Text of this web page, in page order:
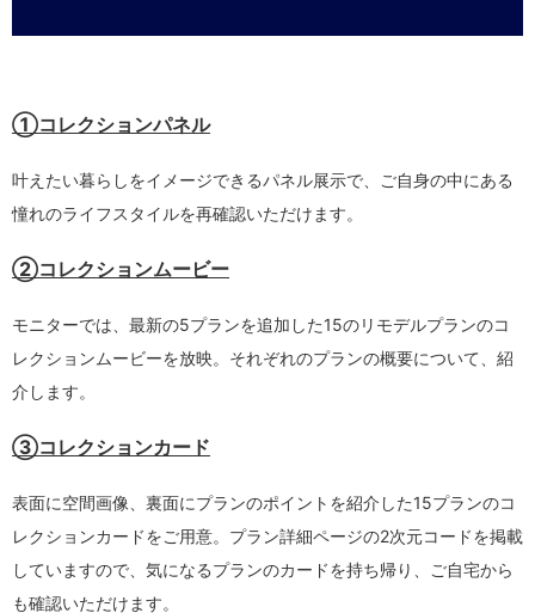
①コレクションパネル
叶えたい暮らしをイメージできるパネル展示で、ご自身の中にある
憧れのライフスタイルを再確認いただけます。
②コレクションムービー
モニターでは、最新の5プランを追加した15のリモデルプランのコ
レクションムービーを放映。それぞれのプランの概要について、紹
介します。
③コレクションカード
表面に空間画像、裏面にプランのポイントを紹介した15プランのコ
レクションカードをご用意。プラン詳細ページの2次元コードを掲載
していますので、気になるプランのカードを持ち帰り、ご自宅から
も確認いただけます。